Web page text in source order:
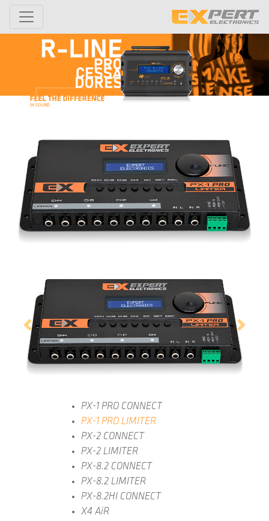
Previous Next
PX-1 PRO CONNECT
PX-1 PRO LIMITER
PX-2 CONNECT
PX-2 LIMITER
PX-8.2 CONNECT
PX-8.2 LIMITER
PX-8.2HI CONNECT
X4 AiR